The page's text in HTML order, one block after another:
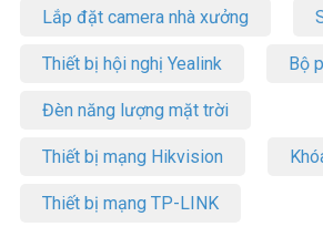
Lắp đặt camera nhà xưởng
Thiết bị hội nghị Yealink Bộ
Đèn năng lượng mặt trời
Thiết bị mạng Hikvision
Thiết bị mạng TP-LINK